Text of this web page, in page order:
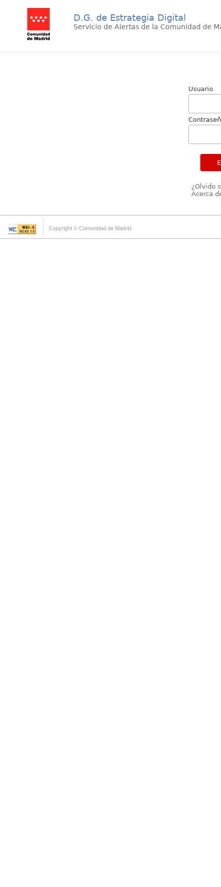
D.G. de Estrategia Digital
Servicio de Alertas de la Comunidad de
Usuario
¿Olvido
Acerca
Copyright © Comunidad de Madrid.